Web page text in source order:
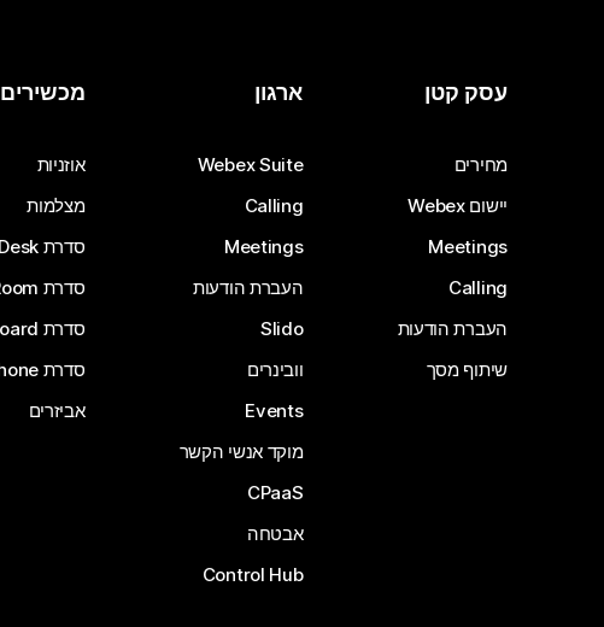
עסק קטן
מחירים
יישום Webex
Meetings
Calling
העברת הודעות
שיתוף מסך
ארגון
Webex Suite
Calling
Meetings
העברת הודעות
Slido
וובינרים
Events
מוקד אנשי הקשר
CPaaS
אבטחה
Control Hub
מכשירים
אוזניות
מצלמות
סדרת Desk
סדרת Room
סדרת Board
סדרת Phone
אביזרים